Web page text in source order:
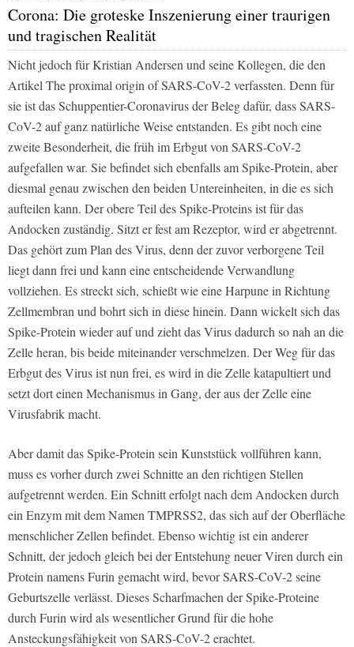
Corona: Die groteske Inszenierung einer traurigen
und tragischen Realität
Nicht jedoch für Kristian Andersen und seine Kollegen, die den
Artikel The proximal origin of SARS-CoV-2verfassten. Denn für
sie ist das Schuppentier-Coronavirus der Beleg dafür, dass SARS-
CoV-2 auf ganz natürliche Weise entstanden. Es gibt noch eine
zweite Besonderheit, die früh im Erbgut von SARS-CoV-2
aufgefallen war. Sie befindet sich ebenfalls am Spike-Protein, aber
diesmal genau zwischen den beiden Untereinheiten, in die es sich
aufteilen kann. Der obere Teil des Spike-Proteins ist für das
Andocken zuständig. Sitzt er fest am Rezeptor, wird er abgetrennt.
Das gehört zum Plan des Virus, denn der zuvor verborgene Teil
liegt dann frei und kann eine entscheidende Verwandlung
vollziehen. Es streckt sich, schießt wie eine Harpune in Richtung
Zellmembran und bohrt sich in diese hinein. Dann wickelt sich das
Spike-Protein wieder auf und zieht das Virus dadurch so nah an die
Zelle heran, bis beide miteinander verschmelzen. Der Weg für das
Erbgut des Virus ist nun frei, es wird in die Zelle katapultiert und
setzt dort einen Mechanismus in Gang, der aus der Zelle eine
Virusfabrik macht.
Aber damit das Spike-Protein sein Kunststück vollführen kann,
muss es vorher durch zwei Schnitte an den richtigen Stellen
aufgetrennt werden. Ein Schnitt erfolgt nach dem Andocken durch
ein Enzym mit dem Namen TMPRSS2, das sich auf der Oberfläche
menschlicher Zellen befindet. Ebenso wichtig ist ein anderer
Schnitt, der jedoch gleich bei der Entstehung neuer Viren durch ein
Protein namens Furin gemacht wird, bevor SARS-CoV-2 seine
Geburtszelle verlässt. Dieses Scharfmachen der Spike-Proteine
durch Furin wird als wesentlicher Grund für die hohe
Ansteckungsfähigkeit von SARS-CoV-2 erachtet.